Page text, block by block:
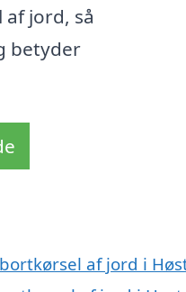
jord, så
betyder
af jord i